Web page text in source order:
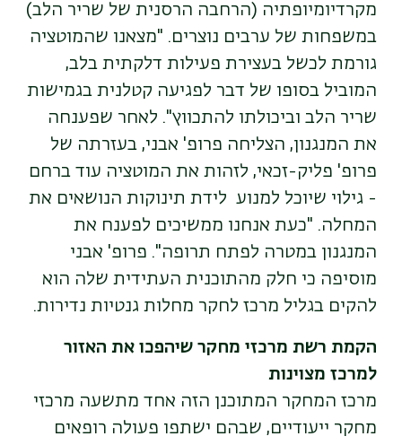
מקרדיומיופתיה (הרחבה הרסנית של שריר הלב)
במשפחות של ערבים נוצרים. "מצאנו שהמוטציה
גורמת לכשל בעצירת פעילות דלקתית בלב,
המוביל בסופו של דבר לפגיעה קטלנית בגמישות
שריר הלב וביכולתו להתכווץ". לאחר שפענחה
את המנגנון, הצליחה פרופ' אבני, בעזרתה של
פרופ' פליק-זכאי, לזהות את המוטציה עוד ברחם
- גילוי שיוכל למנוע לידת תינוקות הנושאים את
המחלה. "כעת אנחנו ממשיכים לפענח את
המנגנון במטרה לפתח תרופה". פרופ' אבני
מוסיפה כי חלק מהתוכנית העתידית שלה הוא
להקים בגליל מרכז לחקר מחלות גנטיות נדירות.
הקמת רשת מרכזי מחקר שיהפכו את האזור
למרכז מצוינות
מרכז המחקר המתוכנן הזה אחד מתשעה מרכזי
מחקר ייעודיים, שבהם ישתפו פעולה רופאים